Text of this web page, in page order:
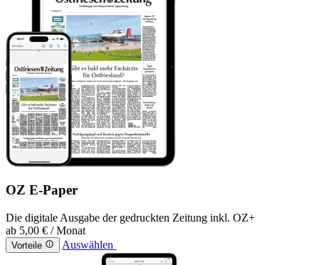
OZ E-Paper
Die digitale Ausgabe der gedruckten Zeitung inkl. OZ+
ab 5,00 € / Monat
Vorteile Auswählen